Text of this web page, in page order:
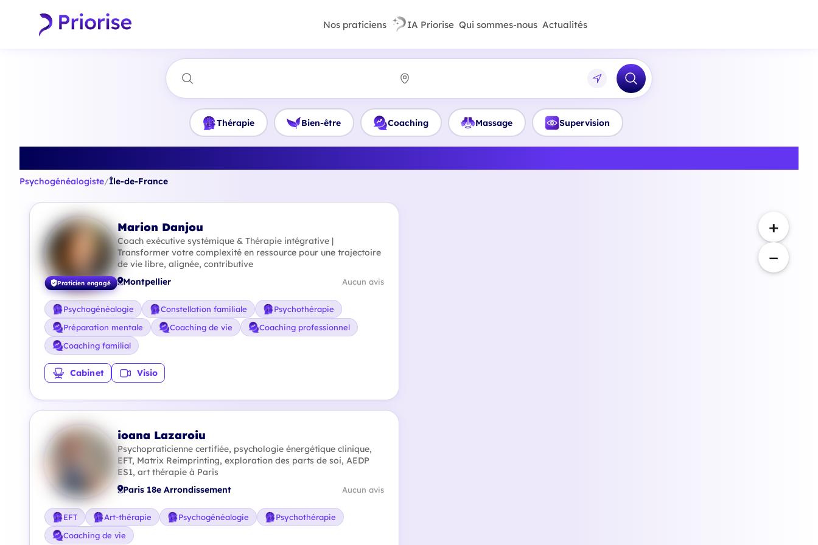
Nos praticiens IA Priorise Qui sommes-nous Actualités
Thérapie Bien-être Coaching Massage Supervision
Psychogénéalogiste/Île-de-France
Praticien engagé
Marion Danjou
Coach exécutive systémique & Thérapie intégrative |
Transformer votre complexité en ressource pour une trajectoire
de vie libre, alignée, contributive
Montpellier Aucun avis
Psychogénéalogie Constellation familiale
Psychothérapie
Préparation mentale
Coaching de vie
Coaching professionnel
Coaching familial
Cabinet Visio
ioana Lazaroiu
Psychopraticienne certifiée, psychologie énergétique clinique,
EFT, Matrix Reimprinting, exploration des parts de soi, AEDP
ES1, art thérapie à Paris
Paris 18e Arrondissement Aucun avis
EFT Art-thérapie Psychogénéalogie
Psychothérapie
Coaching de vie
+
−